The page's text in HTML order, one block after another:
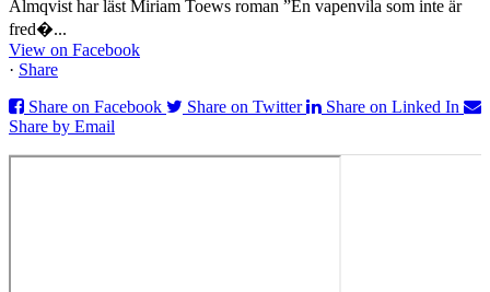
Almqvist har läst Miriam Toews roman ”En vapenvila som inte är
fred�...
View on Facebook
· Share
Share on Facebook
Share on Twitter
Share on Linked In
Share by Email